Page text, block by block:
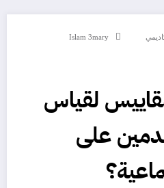
Islam 3mary
لقياس
على